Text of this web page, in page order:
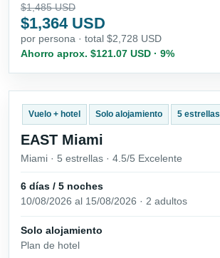
$1,485 USD
$1,364 USD
por persona · total $2,728 USD
Ahorro aprox. $121.07 USD · 9%
Vuelo + hotel Solo alojamiento 5 estrellas
EAST Miami
Miami · 5 estrellas · 4.5/5 Excelente
6 días / 5 noches
10/08/2026 al 15/08/2026 · 2 adultos
Solo alojamiento
Plan de hotel